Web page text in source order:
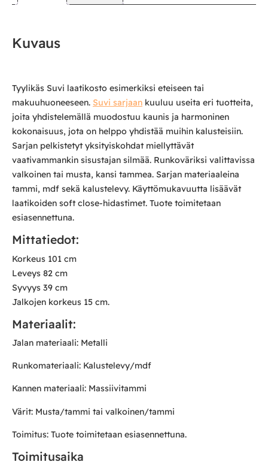
Kuvaus
Tyylikäs Suvi laatikosto esimerkiksi eteiseen tai
makuuhuoneeseen. Suvi sarjaan kuuluu useita eri tuotteita,
joita yhdistelemällä muodostuu kaunis ja harmoninen
kokonaisuus, jota on helppo yhdistää muihin kalusteisiin.
Sarjan pelkistetyt yksityiskohdat miellyttävät
vaativammankin sisustajan silmää. Runkoväriksi valittavissa
valkoinen tai musta, kansi tammea. Sarjan materiaaleina
tammi, mdf sekä kalustelevy. Käyttömukavuutta lisäävät
laatikoiden soft close-hidastimet. Tuote toimitetaan
esiasennettuna.
Mittatiedot:
Korkeus 101 cm
Leveys 82 cm
Syvyys 39 cm
Jalkojen korkeus 15 cm.
Materiaalit:
Jalan materiaali: Metalli
Runkomateriaali: Kalustelevy/mdf
Kannen materiaali: Massiivitammi
Värit: Musta/tammi tai valkoinen/tammi
Toimitus: Tuote toimitetaan esiasennettuna.
Toimitusaika